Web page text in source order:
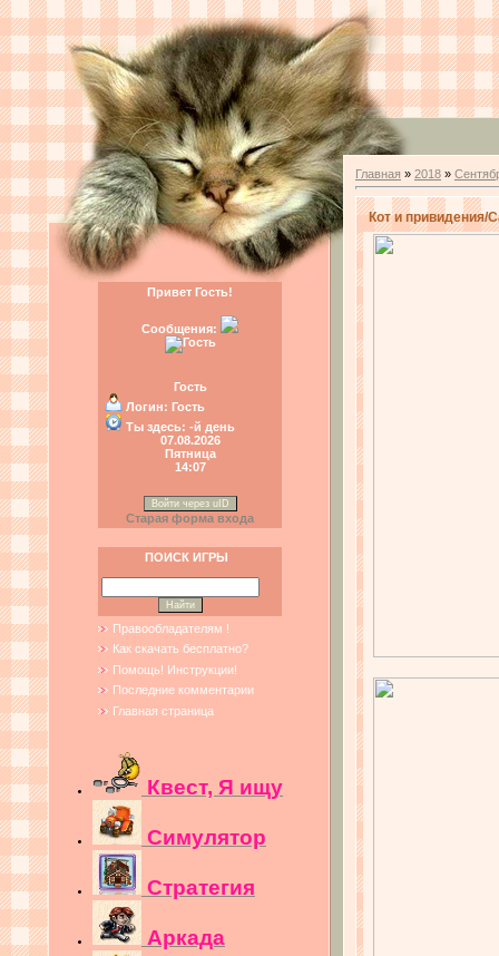
Привет Гость!
Сообщения:
Гость
Логин: Гость
Ты здесь: -й день
07.08.2026
Пятница
14:07
Войти через uID
Старая форма входа
ПОИСК ИГРЫ
Правообладателям !
Как скачать бесплатно?
Помощь! Инструкции!
Последние комментарии
Главная страница
Квест, Я ищу
Симулятор
Стратегия
Аркада
Главная » 2018 »
Кот и привидения/